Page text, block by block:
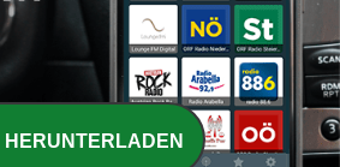
Cerita Hantu Seram -
SYOK Podcast [BM]
HERUNTERLADEN